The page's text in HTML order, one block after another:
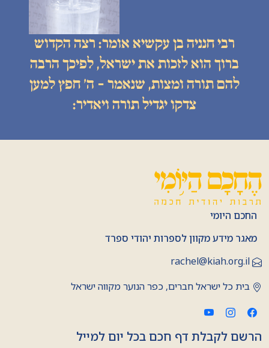
רבי חנניה בן עקשיא אומר: רצה הקדוש
ברוך הוא לזכות את ישראל, לפיכך הרבה
להם תורה ומצות, שנאמר - ה׳ חפץ למען
צדקו יגדיל תורה ויאדיר:
החכם היומי
מאגר מידע מקוון לספרות יהודי ספרד
rachel@kiah.org.il
בית כל ישראל חברים, כפר הנוער מקווה ישראל
הרשם לקבלת דף חכם בכל יום למייל